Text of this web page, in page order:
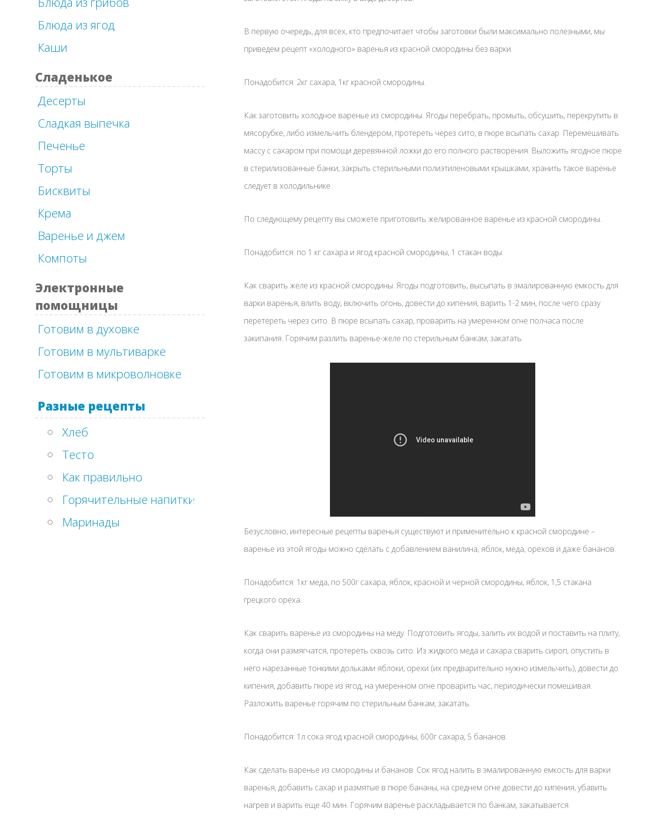
Блюда из ягод
Каши
Сладенькое
Десерты
Сладкая выпечка
Печенье
Торты
Бисквиты
Крема
Варенье и джем
Компоты
Электронные
помощницы
Готовим в духовке
Готовим в мультиварке
Готовим в микроволновке
Разные рецепты
Хлеб
Тесто
Как правильно
Горячительные напитки
Маринады
В первую очередь, для всех, кто предпочитает чтобы заготовки были максимально полезными, мы
приведем рецепт «холодного» варенья из красной смородины без варки.
Понадобится: 2кг сахара, 1кг красной смородины.
Как заготовить холодное варенье из смородины. Ягоды перебрать, промыть, обсушить, перекрутить в
мясорубке, либо измельчить блендером, протереть через сито, в пюре всыпать сахар. Перемешивать
массу с сахаром при помощи деревянной ложки до его полного растворения. Выложить ягодное пюре
в стерилизованные банки, закрыть стерильными полиэтиленовыми крышками, хранить такое варенье
следует в холодильнике.
По следующему рецепту вы сможете приготовить желированное варенье из красной смородины.
Понадобится: по 1 кг сахара и ягод красной смородины, 1 стакан воды.
Как сварить желе из красной смородины. Ягоды подготовить, высыпать в эмалированную емкость для
варки варенья, влить воду, включить огонь, довести до кипения, варить 1-2 мин, после чего сразу
перетереть через сито. В пюре всыпать сахар, проварить на умеренном огне полчаса после
закипания. Горячим разлить варенье-желе по стерильным банкам, закатать.
Безусловно, интересные рецепты варенья существуют и применительно к красной смородине –
варенье из этой ягоды можно сделать с добавлением ванилина, яблок, меда, орехов и даже бананов.
Понадобится: 1кг меда, по 500г сахара, яблок, красной и черной смородины, яблок, 1,5 стакана
грецкого ореха.
Как сварить варенье из смородины на меду. Подготовить ягоды, залить их водой и поставить на плиту,
когда они размягчатся, протереть сквозь сито. Из жидкого меда и сахара сварить сироп, опустить в
него нарезанные тонкими дольками яблоки, орехи (их предварительно нужно измельчить), довести до
кипения, добавить пюре из ягод, на умеренном огне проварить час, периодически помешивая.
Разложить варенье горячим по стерильным банкам, закатать.
Понадобится: 1л сока ягод красной смородины, 600г сахара, 5 бананов.
Как сделать варенье из смородины и бананов. Сок ягод налить в эмалированную емкость для варки
варенья, добавить сахар и размятые в пюре бананы, на среднем огне довести до кипения, убавить
нагрев и варить еще 40 мин. Горячим варенье раскладывается по банкам, закатывается.